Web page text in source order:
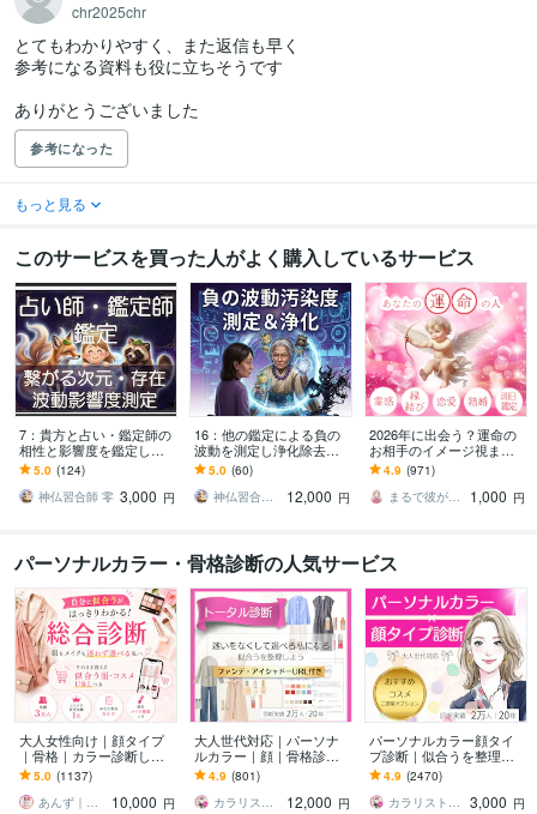
chr2025chr
とてもわかりやすく、また返信も早く
参考になる資料も役に立ちそうです
ありがとうございました
参考になった
もっと見る
このサービスを買った人がよく購入しているサービス
7：貴方と占い・鑑定師の
相性と影響度を鑑定しま
す 「★★★★★」評価の
背景にある真実を数値化
します
5.0 (124)
神仏習合師 零 3,000 円
16：他の鑑定による負の
波動を測定し浄化除去し
ます 過去に受けた鑑定で
の負の影響度・エーテル
コードを数値化し除去
5.0 (60)
神仏習合師 零
12,000 円
2026年に出会う？運命の
お相手のイメージ視ます
私は1人…周りが結婚して
焦る。婚活マッチングア
プリ再婚離婚
4.9 (971)
まるで彼が話してるかのようにお届けl運子
1,000 円
パーソナルカラー・骨格診断の人気サービス
大人女性向け｜顔タイプ
｜骨格｜カラー診断しま
す 診断実績１位★あなた
専用カルテ＆個別メイク
提案付き★総合分析
5.0 (1137)
あんず｜診断１万人｜診断数１位
10,000 円
大人世代対応｜パーソナ
ルカラー｜顔｜骨格診断
します 女性誌特集２万名
★あなただけの専用カル
テで似合うを徹底解説★
4.9 (801)
カラリストMiki★★診断ランキング１位
12,000 円
パーソナルカラー顔タイ
プ診断｜似合うを整理し
ます 大人世代のための｜
女性誌特集 2万名実績によ
る完全個別カルテ
4.9 (2470)
カラリストMiki★★診断ランキング１位
3,000 円